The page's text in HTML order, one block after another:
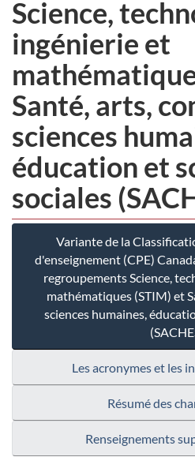
Science,
ingénierie et
Santé, arts,
sciences
éducation et
sociales
Variante de la
d'enseignement (CPE)
regroupements Science,
mathématiques (STIM) et
sciences humaines,
Les acronymes et les
Résumé des
Renseignements